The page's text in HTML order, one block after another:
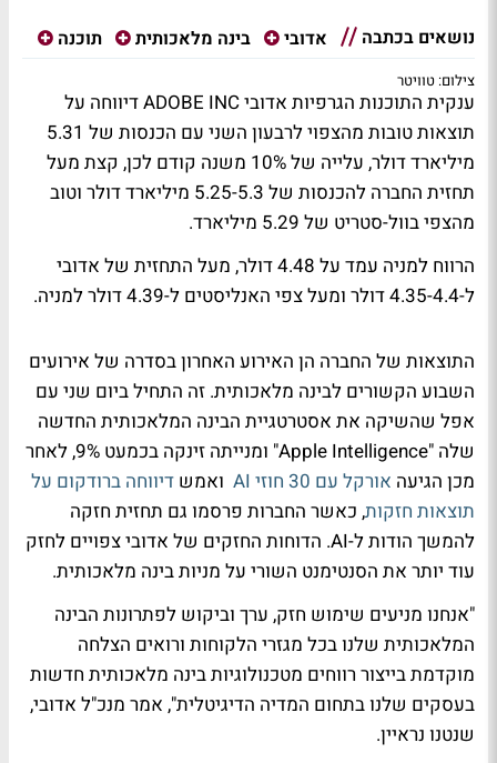
נושאים בכתבה אדובי בינה מלאכותית תוכנה
צילום: טוויטר
ענקית התוכנות הגרפיות אדובי ADOBE INC דיווחה על
תוצאות טובות מהצפוי לרבעון השני עם הכנסות של 5.31
מיליארד דולר, עלייה של 10% משנה קודם לכן, קצת מעל
תחזית החברה להכנסות של 5.25-5.3 מיליארד דולר וטוב
מהצפי בוול-סטריט של 5.29 מיליארד.
הרווח למניה עמד על 4.48 דולר, מעל התחזית של אדובי
ל-4.35-4.4 דולר ומעל צפי האנליסטים ל-4.39 דולר למניה.
התוצאות של החברה הן האירוע האחרון בסדרה של אירועים
השבוע הקשורים לבינה מלאכותית. זה התחיל ביום שני עם
אפל שהשיקה את אסטרטגיית הבינה המלאכותית החדשה
שלה "Apple Intelligence" ומנייתה זינקה בכמעט 9%, לאחר
מכן הגיעה אורקל עם 30 חוזי AI ואמש דיווחה ברודקום על
תוצאות חזקות, כאשר החברות פרסמו גם תחזית חזקה
להמשך הודות ל-AI. הדוחות החזקים של אדובי צפויים לחזק
עוד יותר את הסנטימנט השורי על מניות בינה מלאכותית.
"אנחנו מניעים שימוש חזק, ערך וביקוש לפתרונות הבינה
המלאכותית שלנו בכל מגזרי הלקוחות ורואים הצלחה
מוקדמת בייצור רווחים מטכנולוגיות בינה מלאכותית חדשות
בעסקים שלנו בתחום המדיה הדיגיטלית", אמר מנכ"ל אדובי,
שנטנו נראיין.